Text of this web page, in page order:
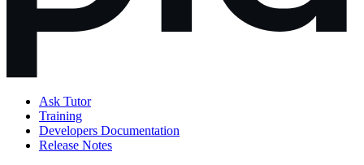
Ask Tutor
Training
Developers Documentation
Release Notes